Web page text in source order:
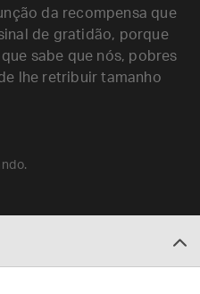
da recompensa que
de gratidão, porque
sabe que nós, pobres
lhe retribuir tamanho